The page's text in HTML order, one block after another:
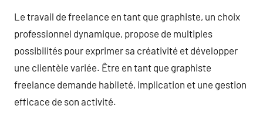
Le travail de freelance en tant que graphiste, un choix
professionnel dynamique, propose de multiples
possibilités pour exprimer sa créativité et développer
une clientèle variée. Être en tant que graphiste
freelance demande habileté, implication et une gestion
efficace de son activité.